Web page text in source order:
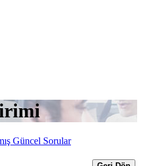
Güncel Sorular